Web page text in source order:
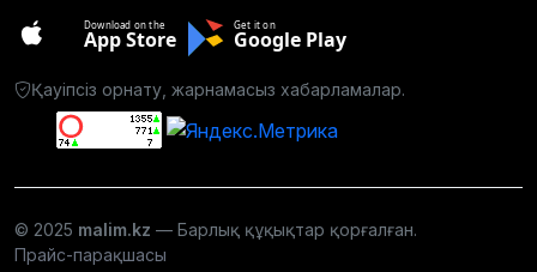
Download on the
App Store
Get it on
Google Play
Қауіпсіз орнату, жарнамасыз хабарламалар.
© 2025 malim.kz — Барлық құқықтар қорғалған.
Прайс-парақшасы